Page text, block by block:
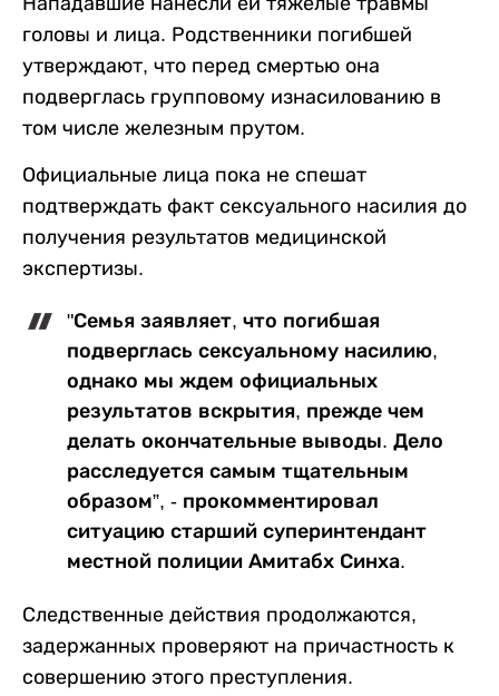
головы и лица. Родственники погибшей
утверждают, что перед смертью она
подверглась групповому изнасилованию в
том числе железным прутом.
Официальные лица пока не спешат
подтверждать факт сексуального насилия до
получения результатов медицинской
экспертизы.
"Семья заявляет, что погибшая
подверглась сексуальному насилию,
однако мы ждем официальных
результатов вскрытия, прежде чем
делать окончательные выводы. Дело
расследуется самым тщательным
образом”, - прокомментировал
ситуацию старший суперинтендант
местной полиции Амитабх Синха.
Следственные действия продолжаются,
задержанных проверяют на причастность к
совершению этого преступления.